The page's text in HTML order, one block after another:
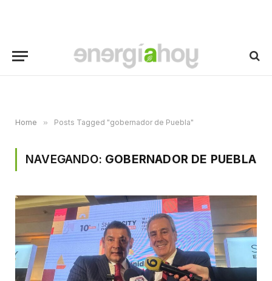
Home » Posts Tagged "gobernador de Puebla"
NAVEGANDO: GOBERNADOR DE PUEBLA